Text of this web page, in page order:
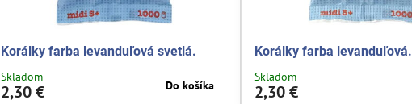
Korálky farba levanduľová svetlá.
Skladom
2,30 € Do košíka
Korálky farba levanduľová.
Skladom
2,30 €